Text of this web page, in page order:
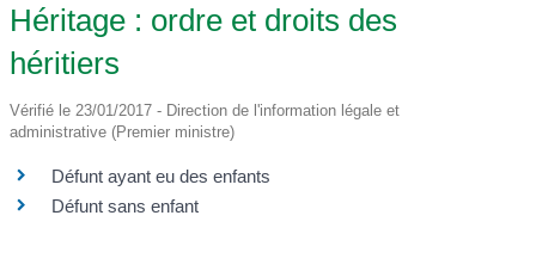
Héritage : ordre et droits des
héritiers
Vérifié le 23/01/2017 - Direction de l'information légale et
administrative (Premier ministre)
Défunt ayant eu des enfants
Défunt sans enfant